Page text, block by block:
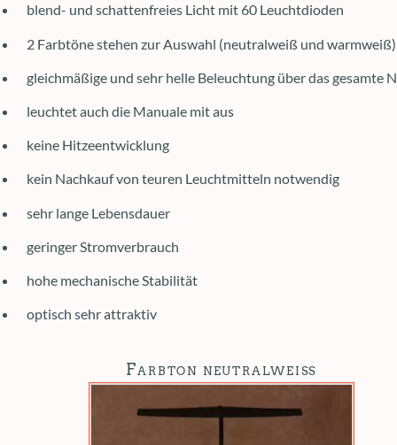
blend- und schattenfreies Licht mit 60 Leuchtdioden
2 Farbtöne stehen zur Auswahl (neutralweiß und warmweiß)
gleichmäßige und sehr helle Beleuchtung über das gesamte
leuchtet auch die Manuale mit aus
keine Hitzeentwicklung
kein Nachkauf von teuren Leuchtmitteln notwendig
sehr lange Lebensdauer
geringer Stromverbrauch
hohe mechanische Stabilität
optisch sehr attraktiv
Farbton neutralweiß